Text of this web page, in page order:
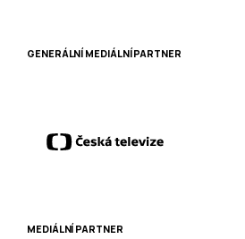
GENERÁLNÍ MEDIÁLNÍ PARTNER
MEDIÁLNÍ PARTNER